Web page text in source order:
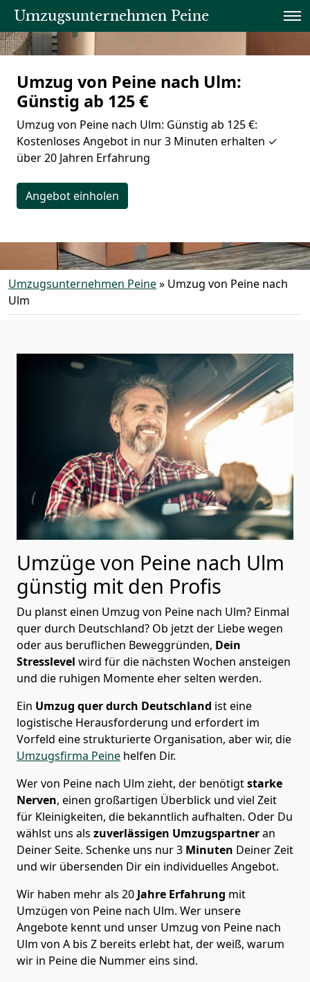
Umzugsunternehmen Peine
Umzug von Peine nach Ulm:
Günstig ab 125 €
Umzug von Peine nach Ulm: Günstig ab 125 €:
Kostenloses Angebot in nur 3 Minuten erhalten ✓
über 20 Jahren Erfahrung
Angebot einholen
Umzugsunternehmen Peine» Umzug von Peine nach
Ulm
Umzüge von Peine nach Ulm
günstig mit den Profis
Du planst einen Umzug von Peine nach Ulm? Einmal
quer durch Deutschland? Ob jetzt der Liebe wegen
oder aus beruflichen Beweggründen, Dein
Stresslevel wird für die nächsten Wochen ansteigen
und die ruhigen Momente eher selten werden.
Ein Umzug quer durch Deutschland ist eine
logistische Herausforderung und erfordert im
Vorfeld eine strukturierte Organisation, aber wir, die
Umzugsfirma Peine helfen Dir.
Wer von Peine nach Ulm zieht, der benötigtstarke
Nerven, einen großartigen Überblick und viel Zeit
für Kleinigkeiten, die bekanntlich aufhalten. Oder Du
wählst uns als zuverlässigen Umzugspartneran
Deiner Seite. Schenke uns nur3 Minuten Deiner Zeit
und wir übersenden Dir ein individuelles Angebot.
Wir haben mehr als 20 Jahre Erfahrung mit
Umzügen von Peine nach Ulm. Wer unsere
Angebote kennt und unser Umzug von Peine nach
Ulm von A bis Z bereits erlebt hat, der weiß, warum
wir in Peine die Nummer eins sind.